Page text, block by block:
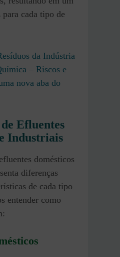
cada tipo de
da Indústria
– Riscos e
nova aba do
Efluentes
Industriais
domésticos
diferenças
de cada tipo
entender como